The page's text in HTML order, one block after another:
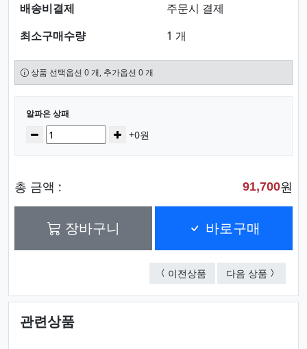
배송비결제
주문시 결제
최소구매수량
1 개
상품 선택옵션 0 개, 추가옵션 0 개
선택된 옵션
알파은 상패
수량감소 증가+0원
총 금액 : 91,700원
장바구니 바로구매
이전상품 알파 상패
다음 상품 마르딘
관련상품